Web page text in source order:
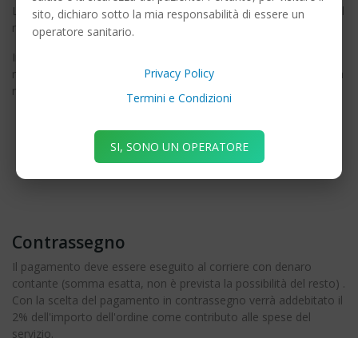
L'importo relativo all'ordine viene addebitato sul conto PayPal al
momento dell'acquisizione dell'ordine.
In caso di annullamento dell'ordine, sia da parte del Cliente sia
nel caso di mancata accettazione di SmileService, l'importo sarà
rimborsato sul conto PayPal del cliente.
Contrassegno
Il pagamento deve essere eseguito al corriere con denaro
contante (somma esatta, non è prevista la possibilità del resto) .
Con la scelta del pagamento in contrassegno verrà addebitato il
2% dell'importo dell'ordine come contributo alle spese del
servizio.
sito, dichiaro sotto la mia responsabilità di essere un
operatore sanitario.
Privacy Policy
Termini e Condizioni
SI, SONO UN OPERATORE